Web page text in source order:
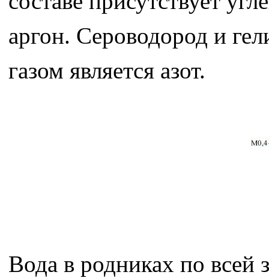
аргон. Сероводород и
газом является азот.
Вода в родниках по всей